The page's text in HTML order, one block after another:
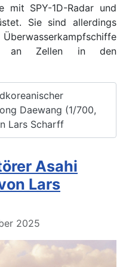
SPY-1D-Radar und
Sie sind allerdings
an Zellen in den
Daewang (1/700,
Lars Scharff
Asahi
Lars
2025